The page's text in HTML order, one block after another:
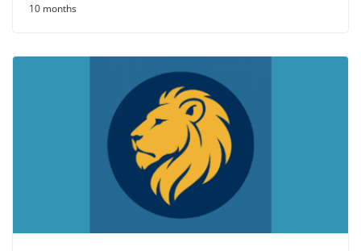
10 months